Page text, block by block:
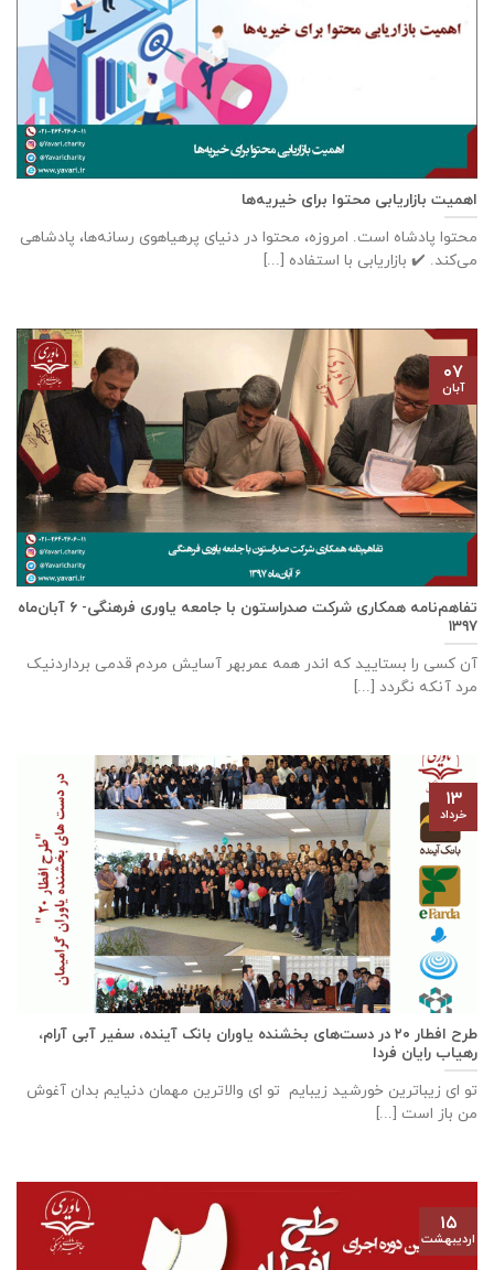
اهمیت بازاریابی محتوا برای خیریه‌ها
محتوا پادشاه است. امروزه، محتوا در دنیای پرهیاهوی رسانه‌ها، پادشاهی
می‌کند. ✔️ بازاریابی با استفاده [...]
تفاهم‌نامه همکاری شرکت صدراستون با جامعه یاوری فرهنگی- ۶ آبان‌ماه
۱۳۹۷
آن کسی را بستایید که اندر همه عمربهر آسایش مردم قدمی برداردنیک
مرد آنکه نگردد [...]
۰۷
آبان
طرح افطار ۲۰ در دست‌های بخشنده یاوران بانک آینده، سفیر آبی آرام،
رهیاب رایان فردا
تو ای زیباترین خورشید زیبایم تو ای والاترین مهمان دنیایم بدان آغوش
من باز است [...]
۱۳
خرداد
۱۵
اردیبهشت